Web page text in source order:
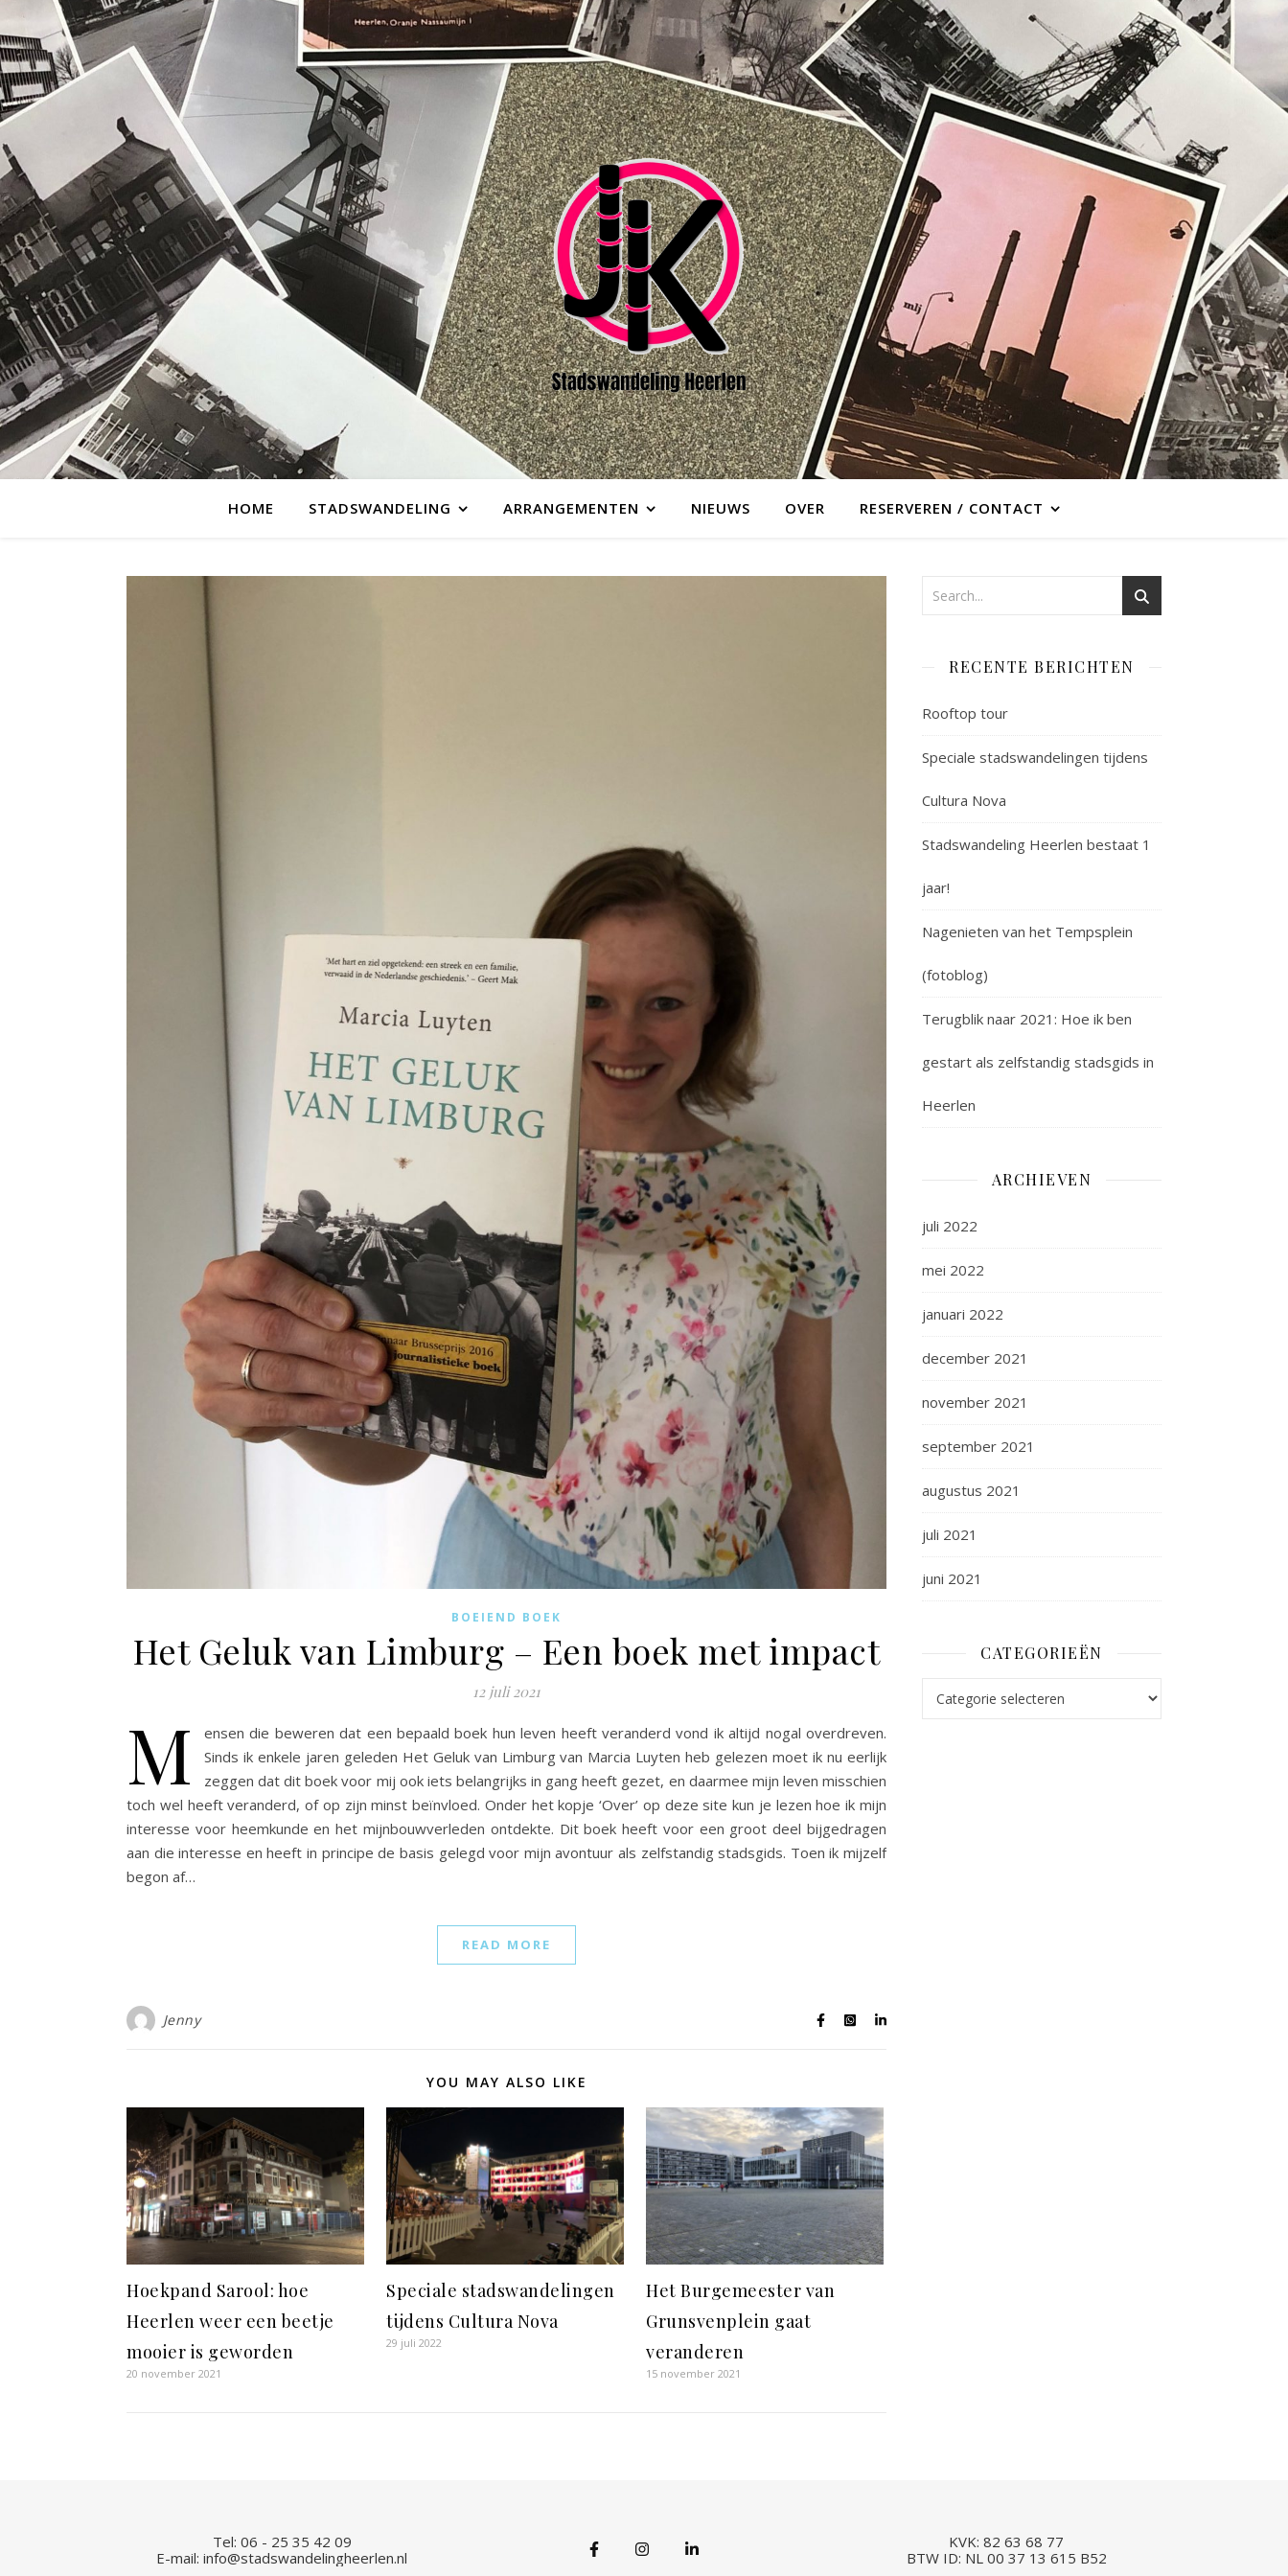
HOME STADSWANDELING ARRANGEMENTEN NIEUWS OVER RESERVEREN / CONTACT
BOEIEND BOEK
Het Geluk van Limburg – Een boek met impact
12 juli 2021
M
ensen die beweren dat een bepaald boek hun leven heeft veranderd vond ik altijd nogal overdreven.
Sinds ik enkele jaren geleden Het Geluk van Limburg van Marcia Luyten heb gelezen moet ik nu eerlijk
zeggen dat dit boek voor mij ook iets belangrijks in gang heeft gezet, en daarmee mijn leven misschien
toch wel heeft veranderd, of op zijn minst beïnvloed. Onder het kopje ‘Over’ op deze site kun je lezen hoe ik mijn
interesse voor heemkunde en het mijnbouwverleden ontdekte. Dit boek heeft voor een groot deel bijgedragen
aan die interesse en heeft in principe de basis gelegd voor mijn avontuur als zelfstandig stadsgids. Toen ik mijzelf
begon af…
READ MORE
Jenny
YOU MAY ALSO LIKE
Hoekpand Sarool: hoe
Heerlen weer een beetje
mooier is geworden
20 november 2021
Speciale stadswandelingen
tijdens Cultura Nova
29 juli 2022
Het Burgemeester van
Grunsvenplein gaat
veranderen
15 november 2021
RECENTE BERICHTEN
Rooftop tour
Speciale stadswandelingen tijdens
Cultura Nova
Stadswandeling Heerlen bestaat 1
jaar!
Nagenieten van het Tempsplein
(fotoblog)
Terugblik naar 2021: Hoe ik ben
gestart als zelfstandig stadsgids in
Heerlen
ARCHIEVEN
juli 2022
mei 2022
januari 2022
december 2021
november 2021
september 2021
augustus 2021
juli 2021
juni 2021
CATEGORIEËN
Tel: 06 - 25 35 42 09
E-mail: info@stadswandelingheerlen.nl
KVK: 82 63 68 77
BTW ID: NL 00 37 13 615 B52